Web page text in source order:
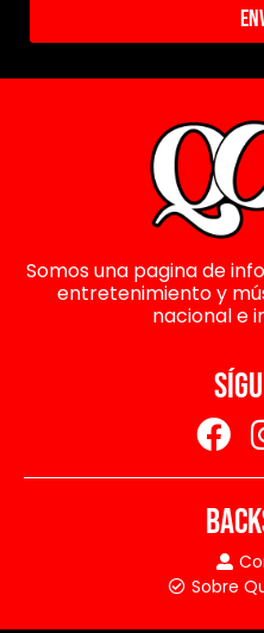
Somos una pagina de
entretenimiento y
nacional e
Sobre